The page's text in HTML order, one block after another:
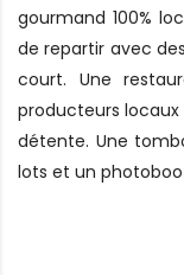
gourmand 100%
de repartir avec
court. Une
producteurs
détente. Une
lots et un